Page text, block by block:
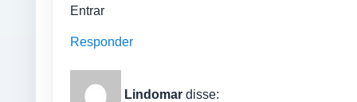
Entrar
Responder
Lindomar disse: